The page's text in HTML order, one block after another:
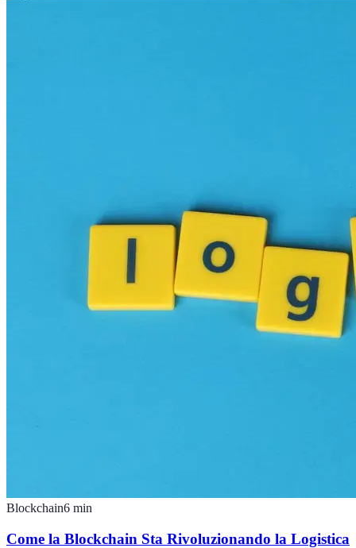
Blockchain6 min
Come la Blockchain Sta Rivoluzionando la Logistica